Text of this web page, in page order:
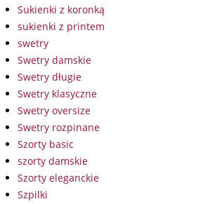
Sukienki z koronką
sukienki z printem
swetry
Swetry damskie
Swetry długie
Swetry klasyczne
Swetry oversize
Swetry rozpinane
Szorty basic
szorty damskie
Szorty eleganckie
Szpilki